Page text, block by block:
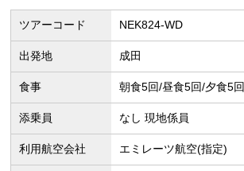
ツアーコード NEK824-WD
出発地 成田
食事 朝食5回/昼食5回/夕食5回
添乗員 なし 現地係員
利用航空会社 エミレーツ航空(指定)